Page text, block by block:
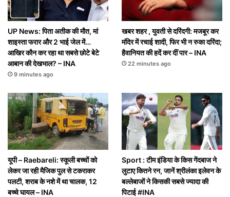
UP News: पिता अतीक की मौत, मां
शाइस्ता फरार और 2 भाई जेल में…
आखिर कौन कर रहा था सबसे छोटे बेटे
आबान की देखभाल? – INA
9 minutes ago
खबर शहर , युवती से दरिंदगी: मजबूर कर
मंदिर में रचाई शादी, फिर भी न रुका दरिंदा;
हैवानियत की हदें कर दीं पार – INA
22 minutes ago
यूपी – Raebareli: स्कूली बच्चों को
लेकर जा रही मैजिक पुल से टकराकर
पलटी, शराब के नशे में था चालक, 12
बच्चे घायल – INA
Sport : टीम इंडिया के किस गेंदबाज ने
लुटाए कितने रन, जानें श्रीलंका इलेवन के
बल्लेबाजों ने किसकी सबसे ज्यादा की
पिटाई #INA